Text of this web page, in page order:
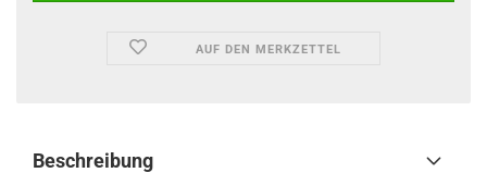
AUF DEN MERKZETTEL
Beschreibung